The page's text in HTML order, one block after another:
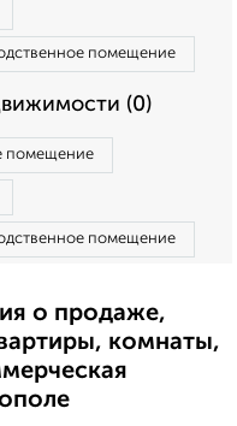
помещение
(0)
помещение
помещение
о продаже,
комнаты,